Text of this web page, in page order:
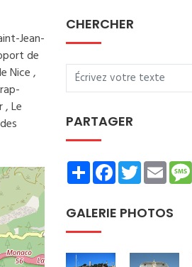
Jean-
de
Nice ,
, Le
CHERCHER
PARTAGER
ShareFacebookTwitterEmail
GALERIE PHOTOS